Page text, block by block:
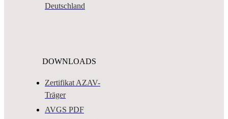
Deutschland
DOWNLOADS
Zertifikat AZAV-
Träger
AVGS PDF